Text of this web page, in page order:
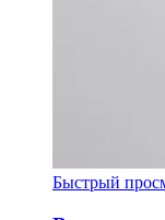
Быстрый